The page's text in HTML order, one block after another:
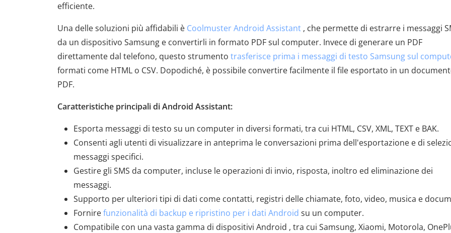
efficiente.
Una delle soluzioni più affidabili è Coolmuster Android Assistant , che permette di estrarre i messaggi
da un dispositivo Samsung e convertirli in formato PDF sul computer. Invece di generare un PDF
direttamente dal telefono, questo strumento trasferisce prima i messaggi di testo Samsung sul
formati come HTML o CSV. Dopodiché, è possibile convertire facilmente il file esportato in un
PDF.
Caratteristiche principali di Android Assistant:
Esporta messaggi di testo su un computer in diversi formati, tra cui HTML, CSV, XML, TEXT e BAK.
Consenti agli utenti di visualizzare in anteprima le conversazioni prima dell'esportazione e di
messaggi specifici.
Gestire gli SMS da computer, incluse le operazioni di invio, risposta, inoltro ed eliminazione dei
messaggi.
Supporto per ulteriori tipi di dati come contatti, registri delle chiamate, foto, video, musica e
Fornirefunzionalità di backup e ripristino per i dati Android su un computer.
Compatibile con una vasta gamma di dispositivi Android , tra cui Samsung, Xiaomi, Motorola,